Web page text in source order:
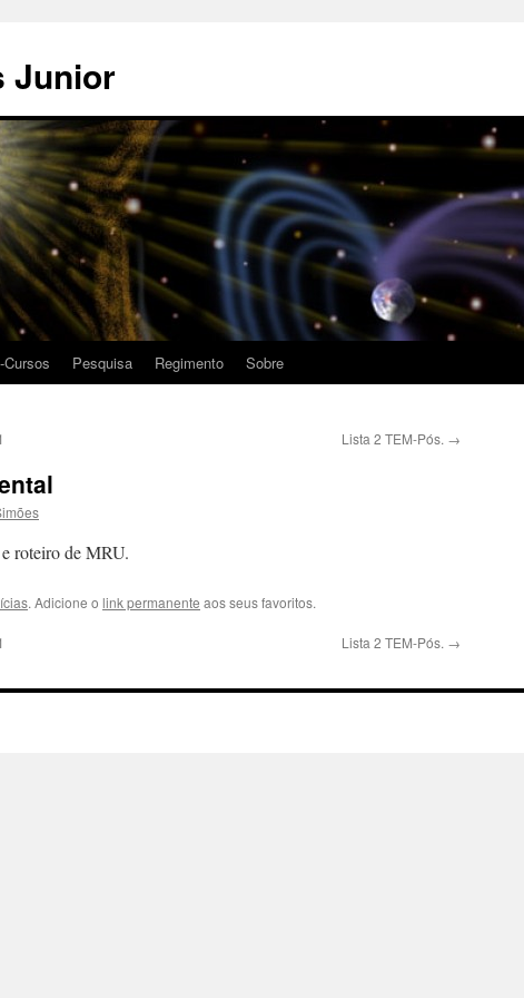
Junior
Cursos Pesquisa Regimento Sobre
Lista 2 TEM-Pós. →
roteiro de MRU.
. Adicione o link permanente aos seus favoritos.
Lista 2 TEM-Pós. →